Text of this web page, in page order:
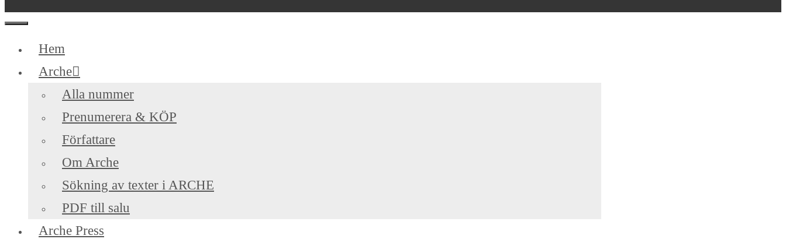
Stäng
Hem
Arche
Alla nummer
Prenumerera & KÖP
Författare
Om Arche
Sökning av texter i ARCHE
PDF till salu
Arche Press